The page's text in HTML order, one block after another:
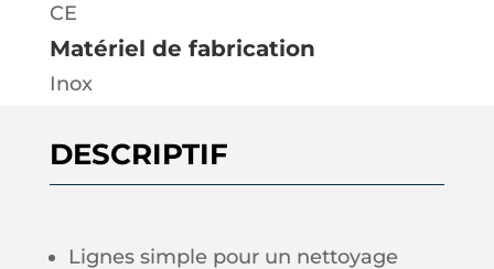
CE
Matériel de fabrication
Inox
DESCRIPTIF
Lignes simple pour un nettoyage